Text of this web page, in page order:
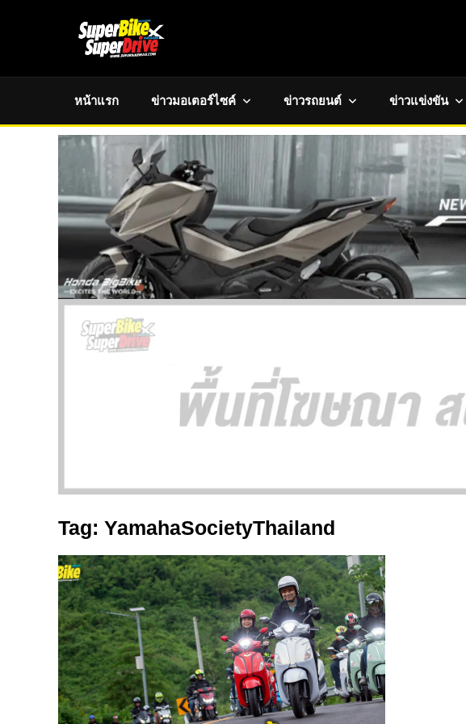
หน้าแรก ข่าวมอเตอร์ไซค์ ข่าวรถยนต์ ข่าวแข่งขัน
Tag: YamahaSocietyThailand